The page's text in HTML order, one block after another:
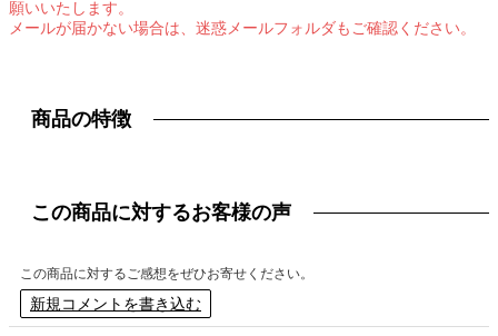
願いいたします。
メールが届かない場合は、迷惑メールフォルダもご確認ください。
商品の特徴
この商品に対するお客様の声
この商品に対するご感想をぜひお寄せください。
新規コメントを書き込む